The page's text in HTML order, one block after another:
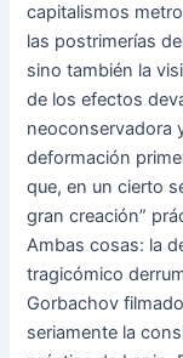
capitalismos
las postrimerías
sino también la
de los efectos
neoconservadora
deformación
que, en un cierto
gran creación”
Ambas cosas: la
tragicómico
Gorbachov
seriamente la